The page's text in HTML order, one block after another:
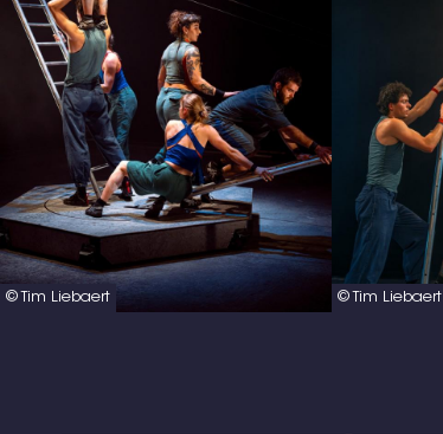
© Tim Liebaert © Tim Liebaert